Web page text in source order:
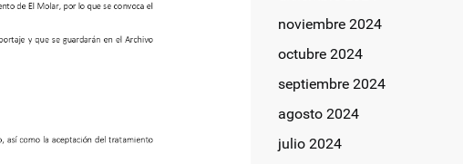
noviembre 2024
octubre 2024
septiembre 2024
agosto 2024
julio 2024